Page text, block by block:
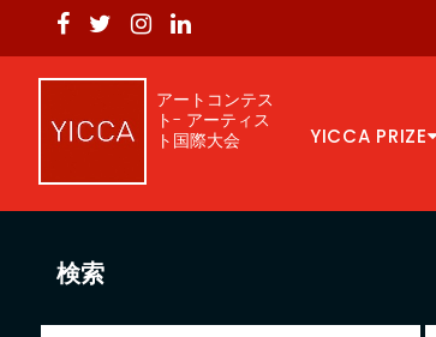
アートコンテス
ト- アーティス
ト国際大会
YICCA PRIZE
検索